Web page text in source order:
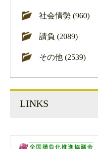
社会情勢 (960)
請負 (2089)
その他 (2539)
LINKS